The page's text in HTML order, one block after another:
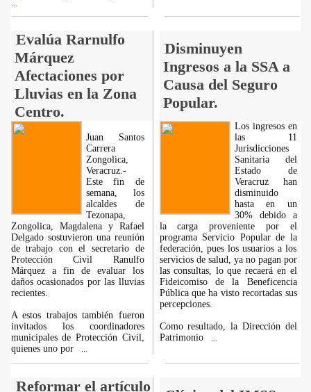
Evalúa Rarnulfo
Márquez
Afectaciones por
Lluvias en la Zona
Centro.
Disminuyen
Ingresos a la SSA a
Causa del Seguro
Popular.
Juan Santos
Carrera
Zongolica,
Veracruz.-
Este fin de
semana, los
alcaldes de
Tezonapa,
Zongolica, Magdalena y Rafael
Delgado sostuvieron una reunión
de trabajo con el secretario de
Protección Civil Ranulfo
Márquez a fin de evaluar los
daños ocasionados por las lluvias
recientes.
A estos trabajos también fueron
invitados los coordinadores
municipales de Protección Civil,
quienes uno por
Los ingresos en
las 11
Jurisdicciones
Sanitaria del
Estado de
Veracruz han
disminuido
hasta en un
30% debido a
la carga proveniente por el
programa Servicio Popular de la
federación, pues los usuarios a los
servicios de salud, ya no pagan por
las consultas, lo que recaerá en el
Fideicomiso de la Beneficencia
Pública que ha visto recortadas sus
percepciones.
Como resultado, la Dirección del
Patrimonio
Reformar el artículo